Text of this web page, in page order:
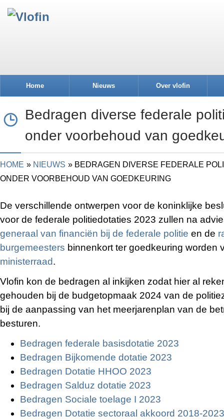
Home Nieuws Over vlofin
Bedragen diverse federale
onder voorbehoud van
HOME NIEUWS
BEDRAGEN DIVERSE FEDERALE
ONDER VOORBEHOUD VAN GOEDKEURING
De verschillende ontwerpen voor de koninklijke
voor de federale politiedotaties 2023 zullen na
generaal van financiën bij de federale politie en de
burgemeesters binnenkort ter goedkeuring worden
ministerraad.
Vlofin kon de bedragen al inkijken zodat hier al
gehouden bij de budgetopmaak 2024 van de
bij de aanpassing van het meerjarenplan van de
besturen.
Bedragen federale basisdotatie 2023
Bedragen Bijkomende dotatie 2023
Bedragen Dotatie HHOO 2023
Bedragen Salduz dotatie 2023
Bedragen Sociale toelage I 2023
Bedragen Dotatie sectoraal akkoord 2018-2023